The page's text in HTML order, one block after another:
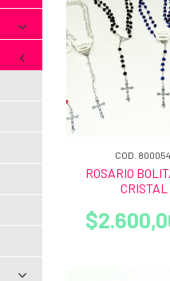
COD.
ROSARIO
CRISTAL